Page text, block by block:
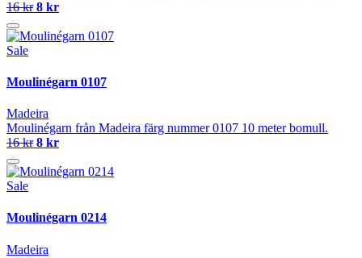
16 kr 8 kr
Sale
Moulinégarn 0107
Madeira
Moulinégarn från Madeira färg nummer 0107 10 meter bomull.
16 kr 8 kr
Sale
Moulinégarn 0214
Madeira